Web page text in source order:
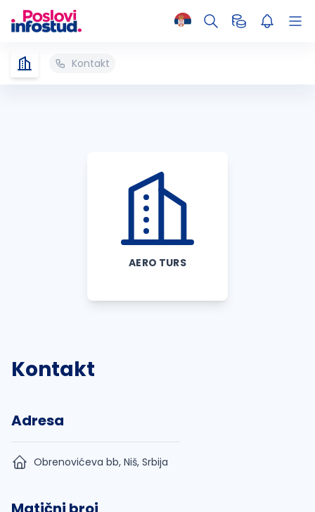
Kontakt
AERO TURS
Kontakt
Adresa
Obrenovićeva bb, Niš, Srbija